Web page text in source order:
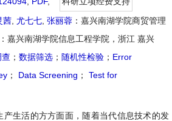
茜 尤七七 张丽蓉 ：嘉兴南湖学院商贸管理
：嘉兴南湖学院信息工程学院，浙江 嘉兴
； 数据筛选 ； 随机性检验 ； Error
； Data Screening ；
Test for
产生活的方方面面，随着当代信息技术的发